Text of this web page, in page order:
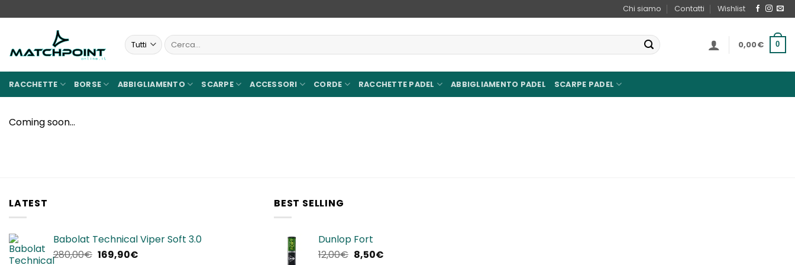
ai
Chi siamo Contatti Wishlist
Cerca: 0,00€ 0
RACCHETTE BORSE ABBIGLIAMENTO SCARPE ACCESSORI CORDE RACCHETTE PADEL ABBIGLIAMENTO PADEL SCARPE PADEL
Coming soon…
LATEST
Babolat Technical Viper Soft 3.0
280,00€ Il
169,90€Il
BEST SELLING
Dunlop Fort
12,00€ Il
8,50€Il